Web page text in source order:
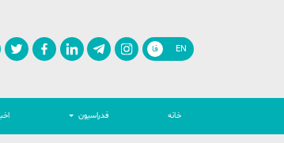
EN فا
خانه فدراسیون